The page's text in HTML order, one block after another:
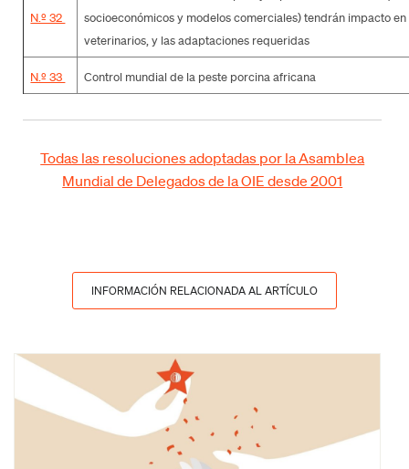
N.º 32
socioeconómicos y modelos comerciales) tendrán impacto
veterinarios, y las adaptaciones requeridas
N.º 33 Control mundial de la peste porcina africana
Todas las resoluciones adoptadas por la Asamblea
Mundial de Delegados de la OIE desde 2001
INFORMACIÓN RELACIONADA AL ARTÍCULO